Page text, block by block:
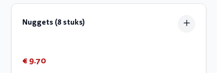
Nuggets (8 stuks)
€ 9.70